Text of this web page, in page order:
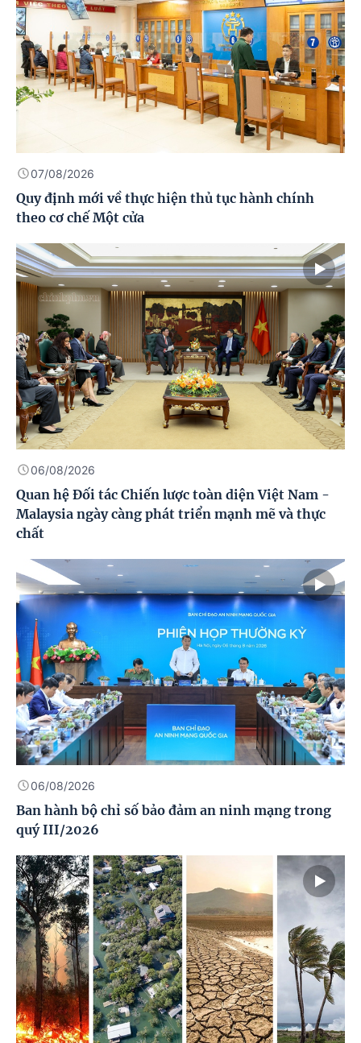
07/08/2026
Quy định mới về thực hiện thủ tục hành chính
theo cơ chế Một cửa
06/08/2026
Quan hệ Đối tác Chiến lược toàn diện Việt Nam -
Malaysia ngày càng phát triển mạnh mẽ và thực
chất
06/08/2026
Ban hành bộ chỉ số bảo đảm an ninh mạng trong
quý III/2026